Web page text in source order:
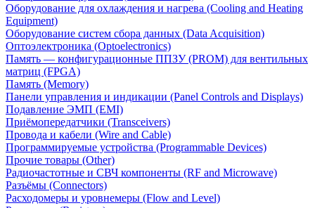
Оборудование для охлаждения и нагрева (Cooling and Heating
Equipment)
Оборудование систем сбора данных (Data Acquisition)
Оптоэлектроника (Optoelectronics)
Память — конфигурационные ППЗУ (PROM) для вентильных
матриц (FPGA)
Память (Memory)
Панели управления и индикации (Panel Controls and Displays)
Подавление ЭМП (EMI)
Приёмопередатчики (Transceivers)
Провода и кабели (Wire and Cable)
Программируемые устройства (Programmable Devices)
Прочие товары (Other)
Радиочастотные и СВЧ компоненты (RF and Microwave)
Разъёмы (Connectors)
Расходомеры и уровнемеры (Flow and Level)